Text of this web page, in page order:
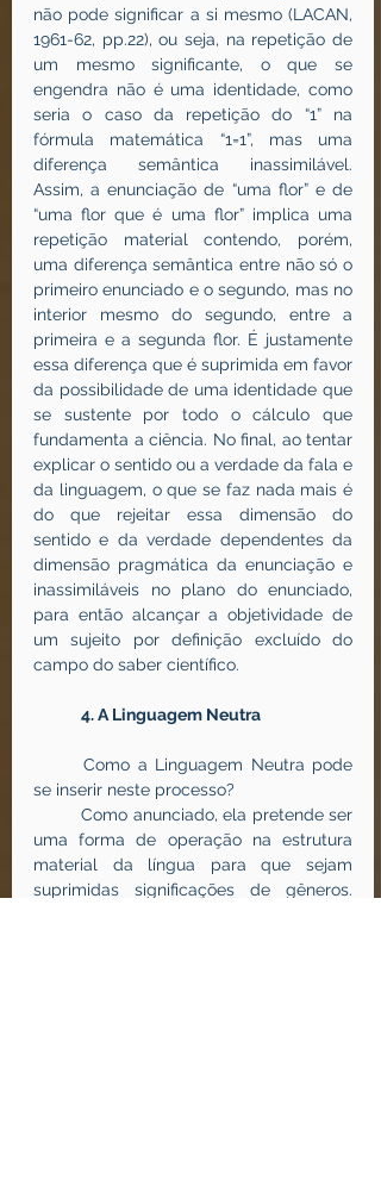
não pode significar a si mesmo (LACAN,
1961-62, pp.22), ou seja, na repetição de
um mesmo significante, o que se
engendra não é uma identidade, como
seria o caso da repetição do “1” na
fórmula matemática “1=1”, mas uma
diferença semântica inassimilável.
Assim, a enunciação de “uma flor” e de
“uma flor que é uma flor” implica uma
repetição material contendo, porém,
uma diferença semântica entre não só o
primeiro enunciado e o segundo, mas no
interior mesmo do segundo, entre a
primeira e a segunda flor. É justamente
essa diferença que é suprimida em favor
da possibilidade de uma identidade que
se sustente por todo o cálculo que
fundamenta a ciência. No final, ao tentar
explicar o sentido ou a verdade da fala e
da linguagem, o que se faz nada mais é
do que rejeitar essa dimensão do
sentido e da verdade dependentes da
dimensão pragmática da enunciação e
inassimiláveis no plano do enunciado,
para então alcançar a objetividade de
um sujeito por definição excluído do
campo do saber científico.
4. A Linguagem Neutra
	Como a Linguagem Neutra pode
se inserir neste processo?
	Como anunciado, ela pretende ser
uma forma de operação na estrutura
material da língua para que sejam
suprimidas significações de gêneros.